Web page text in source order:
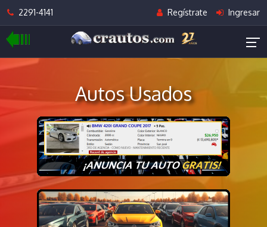
2291-4141 Regístrate Ingresar
Autos Usados